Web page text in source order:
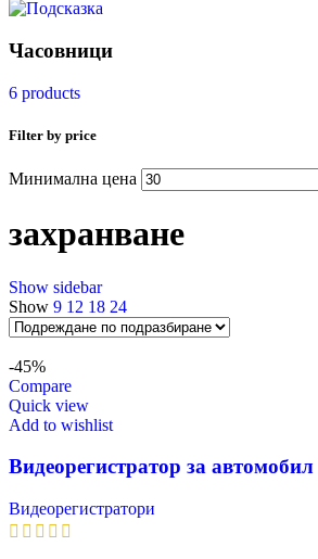
Часовници
6 products
Filter by price
Минимална цена
захранване
Show sidebar
Show 9 12 18 24
-45%
Compare
Quick view
Add to wishlist
Видеорегистратор за
Видеорегистратори